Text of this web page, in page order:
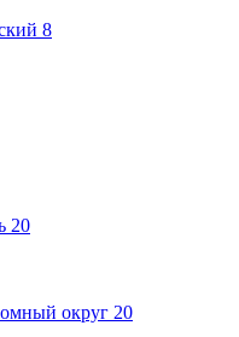
8
20
округ 20